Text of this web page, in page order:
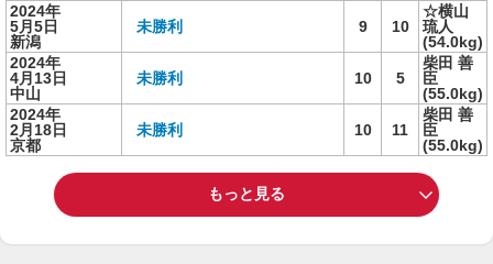
2024年
5月5日
新潟
未勝利 9 10
☆横山
琉人
(54.0kg)
2024年
4月13日
中山
未勝利 10 5
柴田 善
臣
(55.0kg)
2024年
2月18日
京都
未勝利 10 11
柴田 善
臣
(55.0kg)
もっと見る